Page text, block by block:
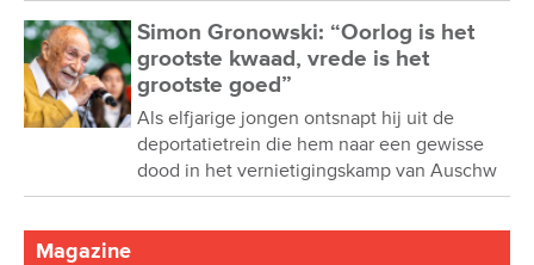
Simon Gronowski: “Oorlog is het
grootste kwaad, vrede is het
grootste goed”
Als elfjarige jongen ontsnapt hij uit de
deportatietrein die hem naar een gewisse
dood in het vernietigingskamp van Auschw
Magazine